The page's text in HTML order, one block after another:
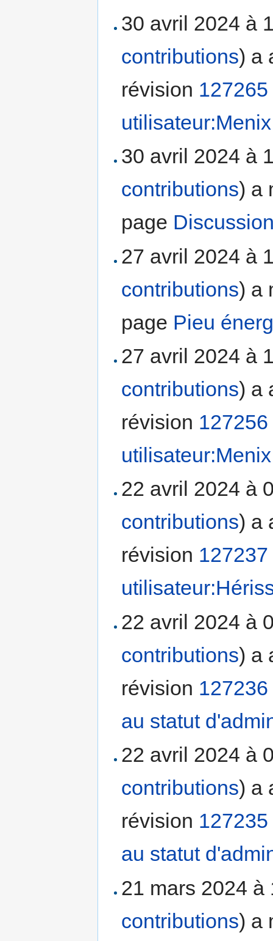
30 avril 2024 à
contributions) a
révision 127265
utilisateur:Menix
30 avril 2024 à
contributions) a
page
27 avril 2024 à
contributions) a
page Pieu
27 avril 2024 à
contributions) a
révision 127256
utilisateur:Menix
22 avril 2024 à
contributions) a
révision 127237
22 avril 2024 à
contributions) a
révision 127236
au statut
22 avril 2024 à
contributions) a
révision 127235
au statut
21 mars 2024
contributions) a